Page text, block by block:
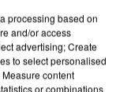
processing based on
and/or access
advertising; Create
to select personalised
content
or combinations